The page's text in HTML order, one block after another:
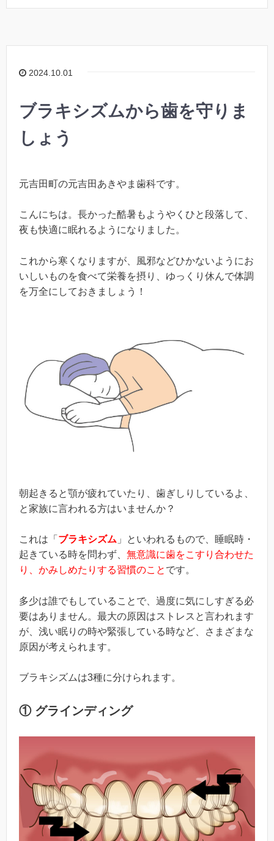
2024.10.01
ブラキシズムから歯を守りま
しょう
元吉田町の元吉田あきやま歯科です。
こんにちは。長かった酷暑もようやくひと段落して、
夜も快適に眠れるようになりました。
これから寒くなりますが、風邪などひかないようにお
いしいものを食べて栄養を摂り、ゆっくり休んで体調
を万全にしておきましょう！
朝起きると顎が疲れていたり、歯ぎしりしているよ、
と家族に言われる方はいませんか？
これは「 ブラキシズム 」といわれるもので、睡眠時・
起きている時を問わず、 無意識に歯をこすり合わせた
り、かみしめたりする習慣のこと です。
多少は誰でもしていることで、過度に気にしすぎる必
要はありません。最大の原因はストレスと言われます
が、浅い眠りの時や緊張している時など、さまざまな
原因が考えられます。
ブラキシズムは3種に分けられます。
① グラインディング